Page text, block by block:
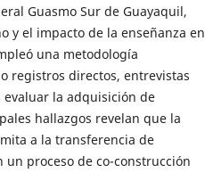
Guasmo Sur de Guayaquil,
y el impacto de la enseñanza en
una metodología
registros directos, entrevistas
la adquisición de
hallazgos revelan que la
a la transferencia de
proceso de co-construcción